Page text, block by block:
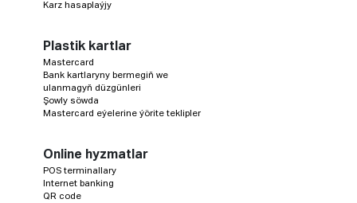
Karz hasaplaýjy
Plastik kartlar
Mastercard
Bank kartlaryny bermegiň we
ulanmagyň düzgünleri
Şowly söwda
Mastercard eýelerine ýörite teklipler
Online hyzmatlar
POS terminallary
Internet banking
QR code